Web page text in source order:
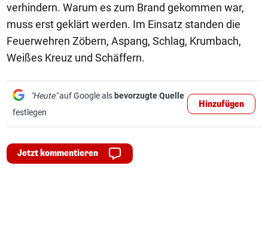
verhindern. Warum es zum Brand gekommen war,
muss erst geklärt werden. Im Einsatz standen die
Feuerwehren Zöbern, Aspang, Schlag, Krumbach,
Weißes Kreuz und Schäffern.
"Heute"auf Google als bevorzugte Quelle
festlegen
Hinzufügen
Jetzt kommentieren